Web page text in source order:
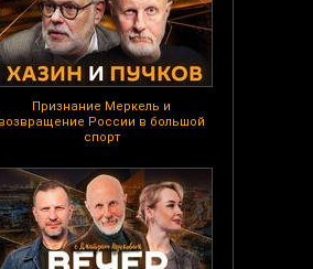
Признание Меркель и
возвращение России в большой
спорт